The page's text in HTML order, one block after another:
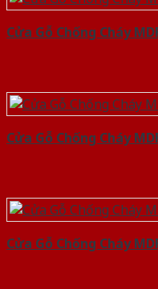
Cửa Gỗ Chống Cháy
Cửa Gỗ Chống Cháy
Cửa Gỗ Chống Cháy